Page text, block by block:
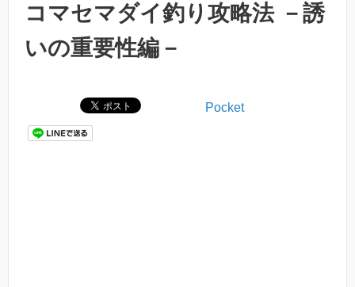
コマセマダイ釣り攻略法 －誘
いの重要性編－
Pocket